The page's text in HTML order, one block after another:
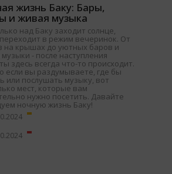
жизнь Баку: Бары,
и живая музыка
над Баку заходит солнце,
в режим вечеринок. От
на крышах до уютных баров и
- после наступления
здесь всегда что-то происходит.
если вы раздумываете, где бы
или послушать музыку, вот
мест, которые вам
нужно посетить. Давайте
ночную жизнь Баку!